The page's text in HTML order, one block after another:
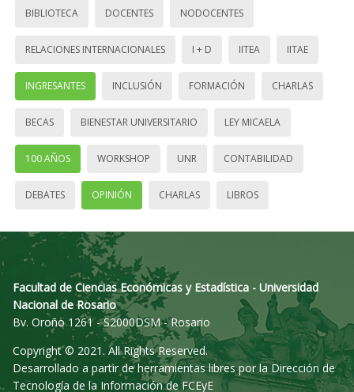
BIBLIOTECA DOCENTES NODOCENTES
RELACIONES INTERNACIONALES I + D IITEA IITAE
INGRESANTES INCLUSIÓN FORMACIÓN CHARLAS
BECAS BIENESTAR UNIVERSITARIO LEY MICAELA
100 AÑOS WORKSHOP UNR CONTABILIDAD
DEBATES OPINIÓN CHARLAS LIBROS
Facultad de Ciencias Económicas y Estadística - Universidad
Nacional de Rosario
Bv. Oroño 1261 - S2000DSM - Rosario
Copyright © 2021. All Rights Reserved.
Desarrollado a partir de herramientas libres por la Dirección de
Tecnología de la Información de FCEyE